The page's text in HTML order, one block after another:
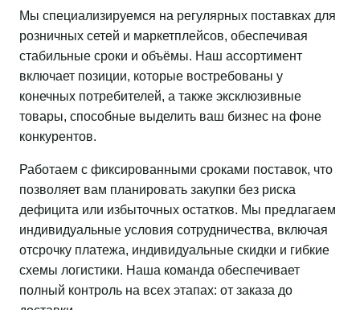
Мы специализируемся на регулярных поставках для
розничных сетей и маркетплейсов, обеспечивая
стабильные сроки и объёмы. Наш ассортимент
включает позиции, которые востребованы у
конечных потребителей, а также эксклюзивные
товары, способные выделить ваш бизнес на фоне
конкурентов.
Работаем с фиксированными сроками поставок, что
позволяет вам планировать закупки без риска
дефицита или избыточных остатков. Мы предлагаем
индивидуальные условия сотрудничества, включая
отсрочку платежа, индивидуальные скидки и гибкие
схемы логистики. Наша команда обеспечивает
полный контроль на всех этапах: от заказа до